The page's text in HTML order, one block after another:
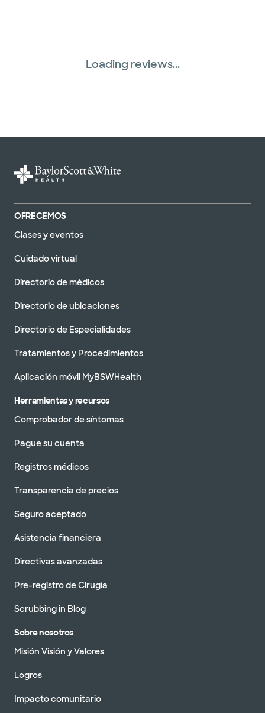
Loading reviews...
OFRECEMOS
Clases y eventos
Cuidado virtual
Directorio de médicos
Directorio de ubicaciones
Directorio de Especialidades
Tratamientos y Procedimientos
Aplicación móvil MyBSWHealth
Herramientas y recursos
Comprobador de síntomas
Pague su cuenta
Registros médicos
Transparencia de precios
Seguro aceptado
Asistencia financiera
Directivas avanzadas
Pre-registro de Cirugía
Scrubbing in Blog
Sobre nosotros
Misión Visión y Valores
Logros
Impacto comunitario